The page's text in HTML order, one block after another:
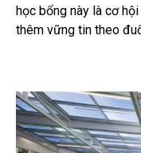
học bổng này là cơ
thêm vững tin theo